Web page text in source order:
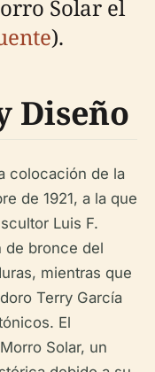
Solar el
).
Diseño
colocación de la
de 1921, a la que
Luis F.
de bronce del
mientras que
Terry García
El
Solar, un